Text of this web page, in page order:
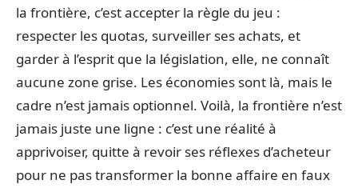
la frontière, c’est accepter la règle du jeu :
respecter les quotas, surveiller ses achats, et
garder à l’esprit que la législation, elle, ne connaît
aucune zone grise. Les économies sont là, mais le
cadre n’est jamais optionnel. Voilà, la frontière n’est
jamais juste une ligne : c’est une réalité à
apprivoiser, quitte à revoir ses réflexes d’acheteur
pour ne pas transformer la bonne affaire en faux